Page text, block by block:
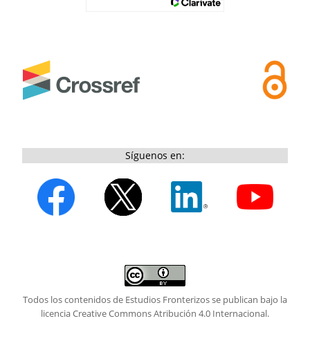
Síguenos en:
Todos los contenidos de Estudios Fronterizos se publican bajo la
licenciaCreative Commons Atribución 4.0 Internacional.